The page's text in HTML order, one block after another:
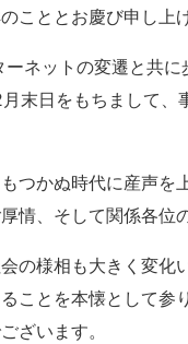
こととお慶び申し上
ネットの変遷と共
末日をもちまして、
つかぬ時代に産声
情、そして関係各位
の様相も大きく変
ことを本懐として
ざいます。